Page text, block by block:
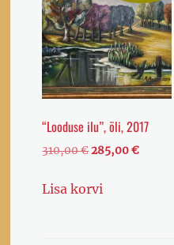
“Looduse ilu”, õli, 2017
310,00€Algne
oli:
285,00€Current
Lisa korvi